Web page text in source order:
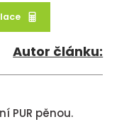
Autor článku:
PUR pěnou.